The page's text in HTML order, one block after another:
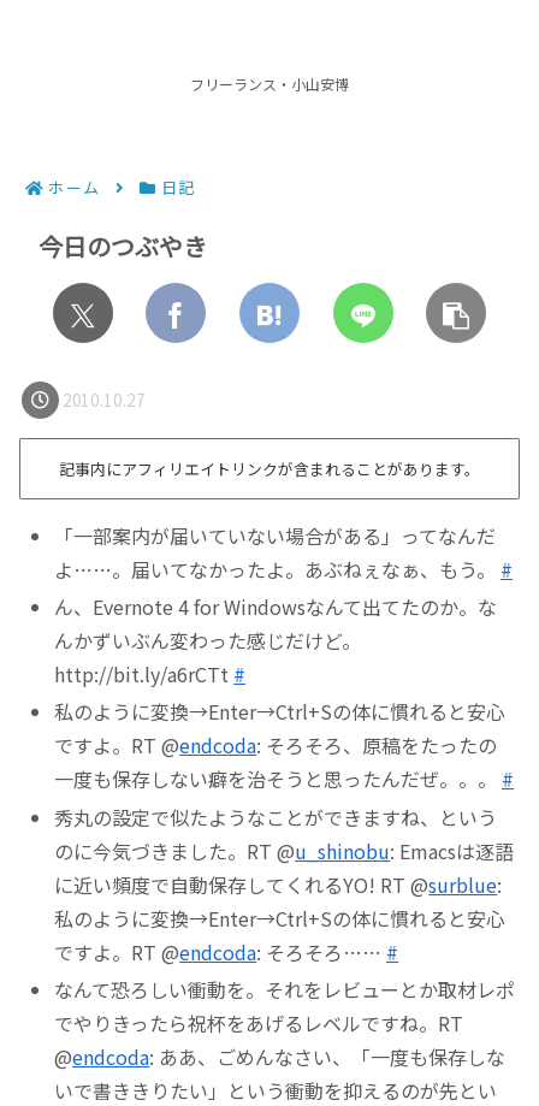
フリーランス・小山安博
ホーム 日記
今日のつぶやき
2010.10.27
記事内にアフィリエイトリンクが含まれることがあります。
「一部案内が届いていない場合がある」ってなんだ
よ……。届いてなかったよ。あぶねぇなぁ、もう。 #
ん、Evernote 4 for Windowsなんて出てたのか。な
んかずいぶん変わった感じだけど。
http://bit.ly/a6rCTt #
私のように変換→Enter→Ctrl+Sの体に慣れると安心
ですよ。RT @endcoda: そろそろ、原稿をたったの
一度も保存しない癖を治そうと思ったんだぜ。。。 #
秀丸の設定で似たようなことができますね、という
のに今気づきました。RT @u_shinobu: Emacsは逐語
に近い頻度で自動保存してくれるYO! RT @surblue:
私のように変換→Enter→Ctrl+Sの体に慣れると安心
ですよ。RT @endcoda: そろそろ…… #
なんて恐ろしい衝動を。それをレビューとか取材レポ
でやりきったら祝杯をあげるレベルですね。RT
@endcoda: ああ、ごめんなさい、「一度も保存しな
いで書ききりたい」という衝動を抑えるのが先とい